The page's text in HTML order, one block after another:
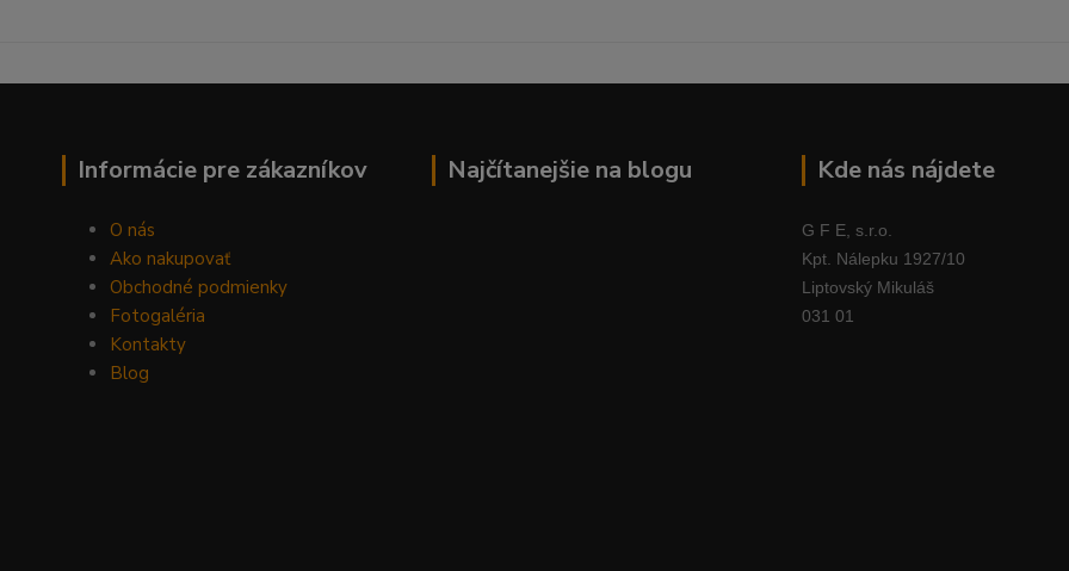
Informácie pre zákazníkov
O nás
Ako nakupovať
Obchodné podmienky
Fotogaléria
Kontakty
Blog
Najčítanejšie na blogu Kde nás nájdete
G F E, s.r.o.
Kpt. Nálepku 1927/10
Liptovský Mikuláš
031 01